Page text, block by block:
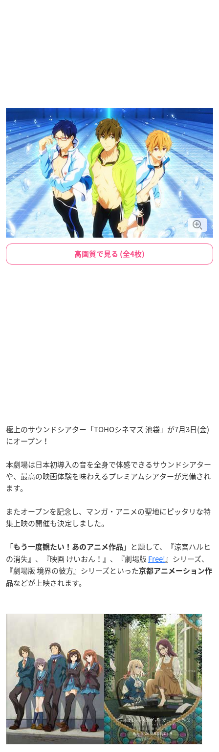
高画質で見る (全4枚)
極上のサウンドシアター「TOHOシネマズ 池袋」が7月3日(金)
にオープン！
本劇場は日本初導入の音を全身で体感できるサウンドシアター
や、最高の映画体験を味わえるプレミアムシアターが完備され
ます。
またオープンを記念し、マンガ・アニメの聖地にピッタリな特
集上映の開催も決定しました。
「もう一度観たい！あのアニメ作品 」と題して、『涼宮ハルヒ
の消失』、『映画 けいおん！』、『劇場版 Free!』シリーズ、
『劇場版 境界の彼方』シリーズといった京都アニメーション作
品などが上映されます。